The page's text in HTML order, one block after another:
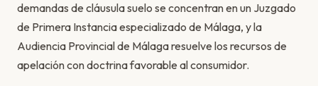
demandas de cláusula suelo se concentran en un Juzgado
de Primera Instancia especializado de Málaga, y la
Audiencia Provincial de Málaga resuelve los recursos de
apelación con doctrina favorable al consumidor.